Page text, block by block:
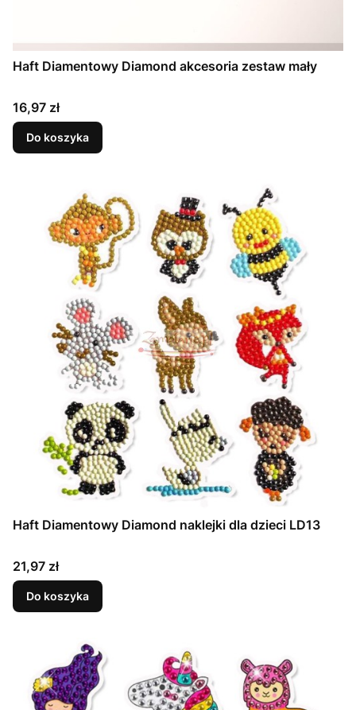
Haft Diamentowy Diamond akcesoria zestaw mały
Cena
16,97 zł
Do koszyka
Haft Diamentowy Diamond naklejki dla dzieci LD13
Cena
21,97 zł
Do koszyka